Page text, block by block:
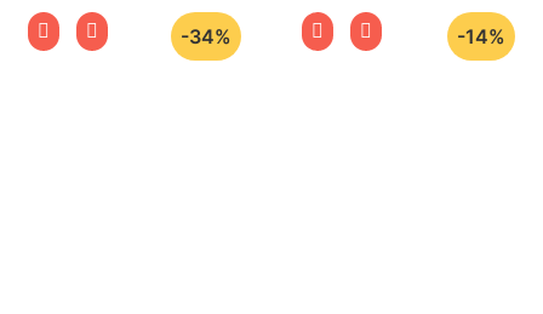
-34% -14%